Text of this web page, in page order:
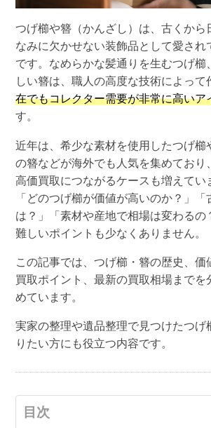
つげ櫛や簪（かんざし）は、古くから
なみに欠かせない装飾品として愛され
です。なめらかな髪通りを生むつげ櫛
しい簪は、職人の高度な技術によって
在でもコレクター需要が非常に高いア
す。
近年は、希少な素材を使用したつげ櫛
の簪などが海外でも人気を集めており
高価買取につながるケース も増えてい
「どのつげ櫛が価値が高いのか？」
は？」「素材や産地で相場は変わるの
難しいポイントも少なくありません。
この記事では、つげ櫛・簪の歴史、価
買取ポイント、最新の買取相場までを
めています。
実家の整理や遺品整理で見つけたつげ
りたい方にも役立つ内容です。
目次